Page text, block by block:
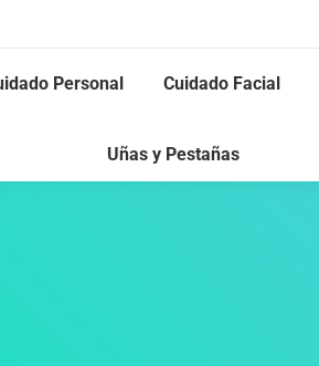
Personal Cuidado Facial
Uñas y Pestañas